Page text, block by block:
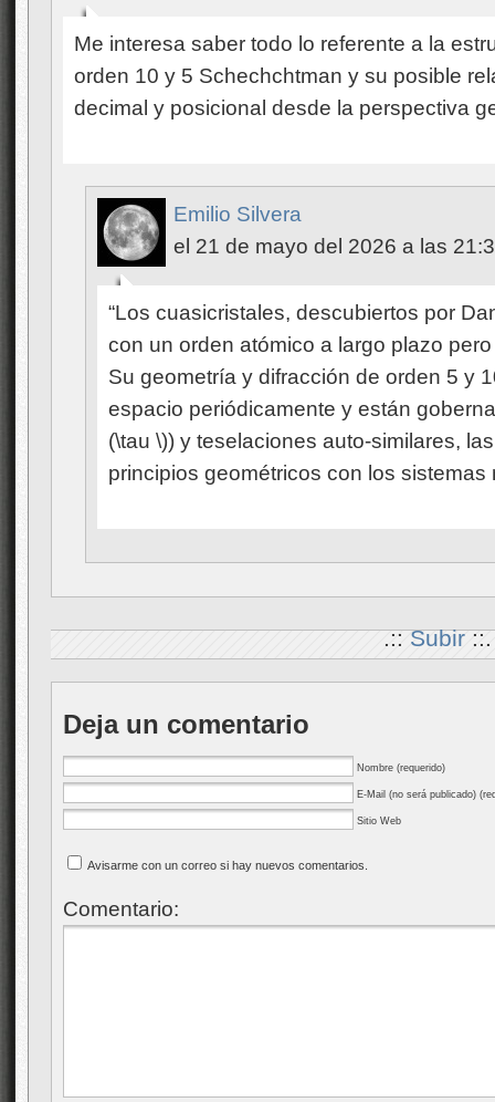
Me interesa saber todo lo referente a la
orden 10 y 5 Schechchtman y su posible
decimal y posicional desde la perspectiva
Emilio Silvera
el 21 de mayo del 2026 a las
“Los cuasicristales, descubiertos por
con un orden atómico a largo plazo
Su geometría y difracción de orden 5 y
espacio periódicamente y están
(\tau \)) y teselaciones auto-similares,
principios geométricos con los sistemas
.::Subir::.
Deja un comentario
Nombre (requerido)
E-Mail (no será publicado)
Sitio Web
Avisarme con un correo si hay nuevos comentarios.
Comentario: